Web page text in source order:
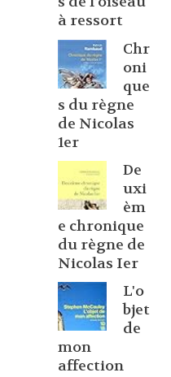
à ressort
Chr
oni
que
s du règne
de Nicolas
1er
De
uxi
èm
e chronique
du règne de
Nicolas Ier
L'o
bjet
de
mon
affection